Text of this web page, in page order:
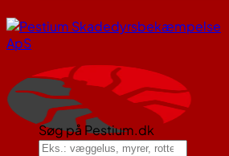
Søg på Pestium.dk